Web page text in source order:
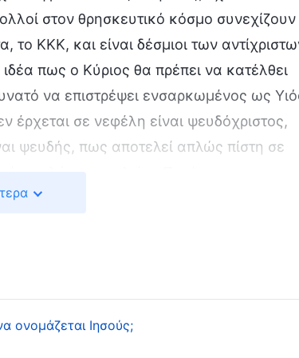
στον θρησκευτικό κόσμο συνεχίζουν
ΚΚΚ, και είναι δέσμιοι των
πως ο Κύριος θα πρέπει να κατέλθει
να επιστρέψει ενσαρκωμένος ως
έρχεται σε νεφέλη είναι ψευδόχριστος,
ψευδής, πως αποτελεί απλώς πίστη σε
του Θεού, αλλά ακολουθούν τους
δεν έχουν υποδεχτεί ακόμα τον Κύριο,
βρει οι συμφορές, και κανείς τους
Σαράντα μέρες μετά την ανάστασή
και με την ίδια μορφή θα πρέπει να
ονομάζεται Ιησούς;